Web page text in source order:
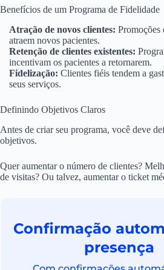
Benefícios de um Programa de Fidelidade
Atração de novos clientes: Promoções
atraem novos pacientes.
Retenção de clientes existentes:
incentivam os pacientes a retornarem.
Fidelização: Clientes fiéis tendem a
seus serviços.
Definindo Objetivos Claros
Antes de criar seu programa, você deve
objetivos.
Quer aumentar o número de clientes?
de visitas? Ou talvez, aumentar o ticket
Confirmação
presença